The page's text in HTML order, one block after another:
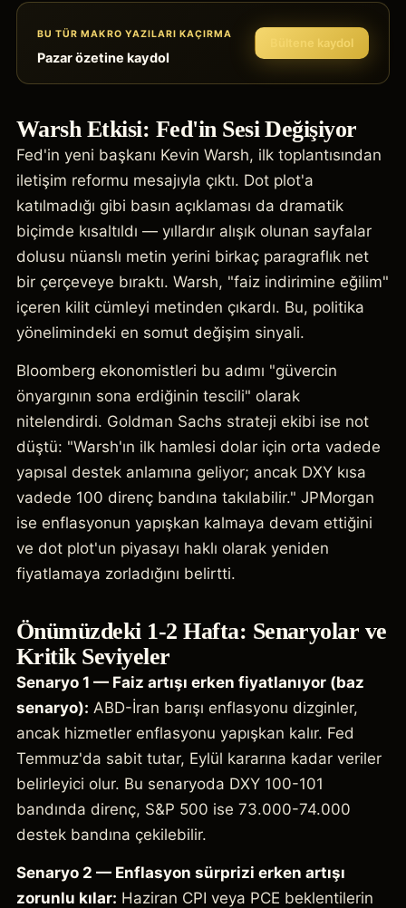
BU TÜR MAKRO YAZILARI KAÇIRMA
Pazar özetine kaydol
Bültene kaydol
Warsh Etkisi: Fed'in Sesi Değişiyor
Fed'in yeni başkanı Kevin Warsh, ilk toplantısından
iletişim reformu mesajıyla çıktı. Dot plot'a
katılmadığı gibi basın açıklaması da dramatik
biçimde kısaltıldı — yıllardır alışık olunan sayfalar
dolusu nüanslı metin yerini birkaç paragraflık net
bir çerçeveye bıraktı. Warsh, "faiz indirimine eğilim"
içeren kilit cümleyi metinden çıkardı. Bu, politika
yönelimindeki en somut değişim sinyali.
Bloomberg ekonomistleri bu adımı "güvercin
önyargının sona erdiğinin tescili" olarak
nitelendirdi. Goldman Sachs strateji ekibi ise not
düştü: "Warsh'ın ilk hamlesi dolar için orta vadede
yapısal destek anlamına geliyor; ancak DXY kısa
vadede 100 direnç bandına takılabilir." JPMorgan
ise enflasyonun yapışkan kalmaya devam ettiğini
ve dot plot'un piyasayı haklı olarak yeniden
fiyatlamaya zorladığını belirtti.
Önümüzdeki 1-2 Hafta: Senaryolar ve
Kritik Seviyeler
Senaryo 1 — Faiz artışı erken fiyatlanıyor (baz
senaryo): ABD-İran barışı enflasyonu dizginler,
ancak hizmetler enflasyonu yapışkan kalır. Fed
Temmuz'da sabit tutar, Eylül kararına kadar veriler
belirleyici olur. Bu senaryoda DXY 100-101
bandında direnç, S&P 500 ise 73.000-74.000
destek bandına çekilebilir.
Senaryo 2 — Enflasyon sürprizi erken artışı
zorunlu kılar: Haziran CPI veya PCE beklentilerin